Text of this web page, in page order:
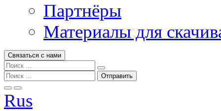
Партнёры
Материалы для
Связаться с нами
Rus